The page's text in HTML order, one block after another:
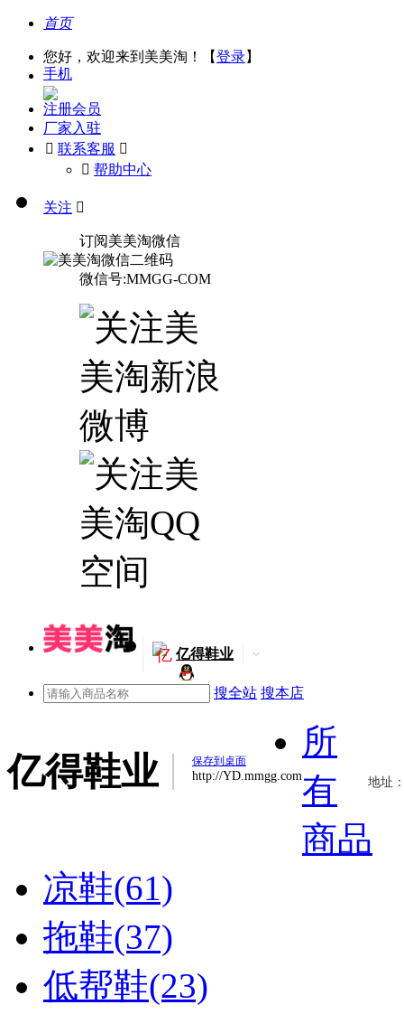
首页
您好，欢迎来到美美淘！【登录】
手机
注册会员
厂家入驻
 联系客服 
󰅃 帮助中心
关注 
订阅美美淘微信
微信号:MMGG-COM
亿 亿得鞋业
搜全站 搜本店
亿得鞋业 保存到桌面
http://YD.mmgg.com 地址
所
有
商品
凉鞋(61)
拖鞋(37)
低帮鞋(23)